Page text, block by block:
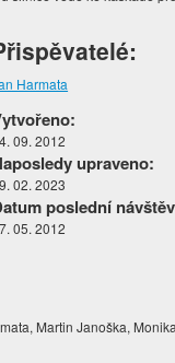
Harmata
09. 2012
upraveno:
02. 2023
poslední
05. 2012
Martin Janoška,